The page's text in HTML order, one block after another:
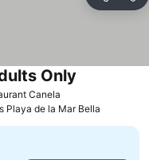
Canela
Only
Playa de la Mar Bella